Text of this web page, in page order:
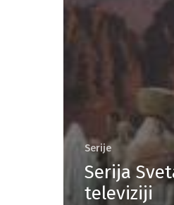
Serije
Serija
televiziji